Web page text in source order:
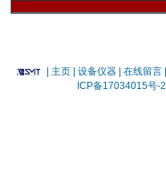
主页 | 设备仪器 | 在线留言
ICP备17034015号-2